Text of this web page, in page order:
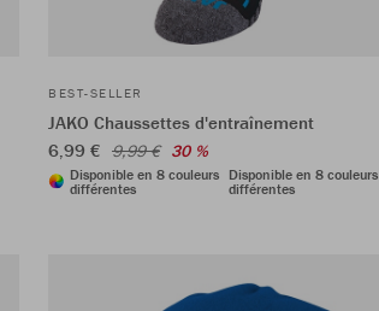
BEST-SELLER
JAKO Chaussettes d'entraînement
6,99 € 9,99 € 30 %
Disponible en 8 couleurs
différentes
Disponible en 8 couleurs
différentes